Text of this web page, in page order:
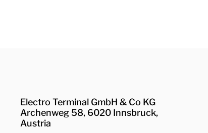
Electro Terminal GmbH & Co KG
Archenweg 58, 6020 Innsbruck,
Austria